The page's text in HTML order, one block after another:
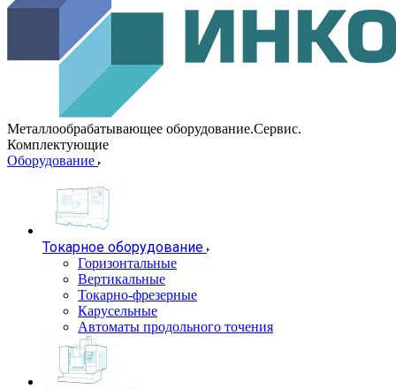
Металлообрабатывающее оборудование.Сервис.
Комплектующие
Оборудование
Токарное оборудование
Горизонтальные
Вертикальные
Токарно-фрезерные
Карусельные
Автоматы продольного точения